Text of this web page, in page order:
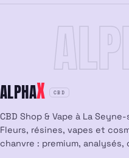
ALPHAX CBD
CBD Shop & Vape à La
Fleurs, résines, vapes et
chanvre : premium, analysés,